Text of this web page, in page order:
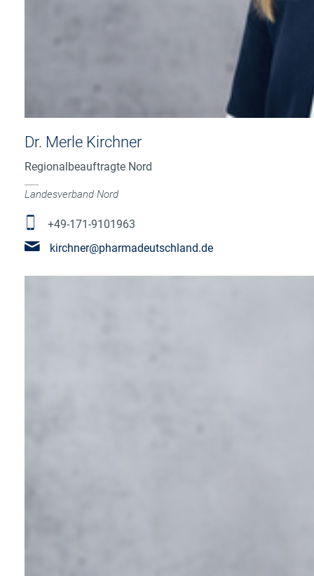
Dr. Merle Kirchner
Regionalbeauftragte Nord
Landesverband Nord
+49-171-9101963
kirchner@pharmadeutschland.de